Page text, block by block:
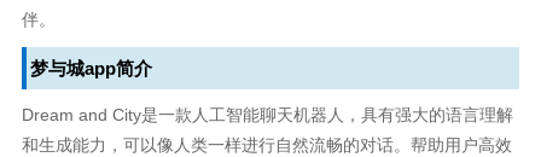
伴。
梦与城app简介
Dream and City是一款人工智能聊天机器人，具有强大的语言理解
和生成能力，可以像人类一样进行自然流畅的对话。帮助用户高效